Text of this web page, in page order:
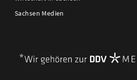
Sachsen Medien